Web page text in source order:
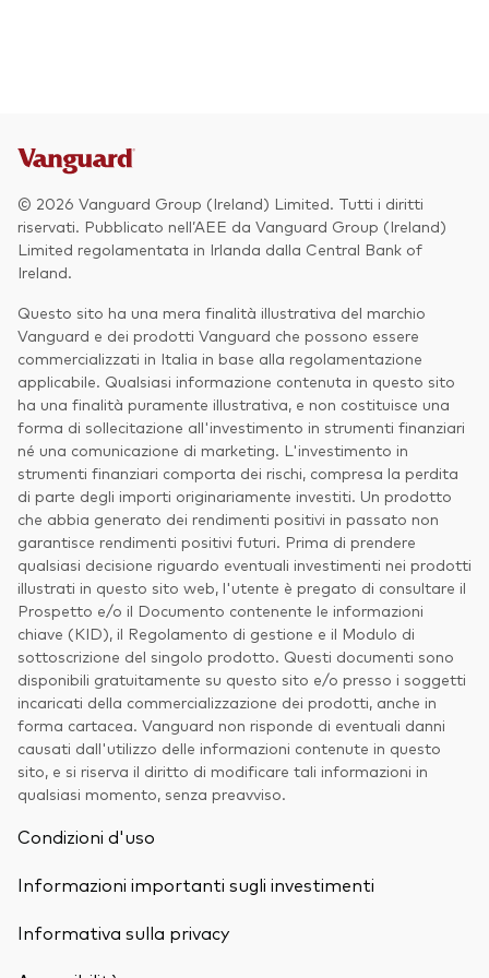
Attiva
Passiva
Documenti importanti
Investi con Vanguard
Prevenzione delle frodi
© 2026 Vanguard Group (Ireland) Limited. Tutti i diritti
riservati. Pubblicato nell’AEE da Vanguard Group (Ireland)
Limited regolamentata in Irlanda dalla Central Bank of
Ireland.
Questo sito ha una mera finalità illustrativa del marchio
Vanguard e dei prodotti Vanguard che possono essere
commercializzati in Italia in base alla regolamentazione
applicabile. Qualsiasi informazione contenuta in questo sito
ha una finalità puramente illustrativa, e non costituisce una
forma di sollecitazione all'investimento in strumenti finanziari
né una comunicazione di marketing. L'investimento in
strumenti finanziari comporta dei rischi, compresa la perdita
di parte degli importi originariamente investiti. Un prodotto
che abbia generato dei rendimenti positivi in passato non
garantisce rendimenti positivi futuri. Prima di prendere
qualsiasi decisione riguardo eventuali investimenti nei prodotti
illustrati in questo sito web, l'utente è pregato di consultare il
Prospetto e/o il Documento contenente le informazioni
chiave (KID), il Regolamento di gestione e il Modulo di
sottoscrizione del singolo prodotto. Questi documenti sono
disponibili gratuitamente su questo sito e/o presso i soggetti
incaricati della commercializzazione dei prodotti, anche in
forma cartacea. Vanguard non risponde di eventuali danni
causati dall'utilizzo delle informazioni contenute in questo
sito, e si riserva il diritto di modificare tali informazioni in
qualsiasi momento, senza preavviso.
Condizioni d'uso
Informazioni importanti sugli investimenti
Informativa sulla privacy